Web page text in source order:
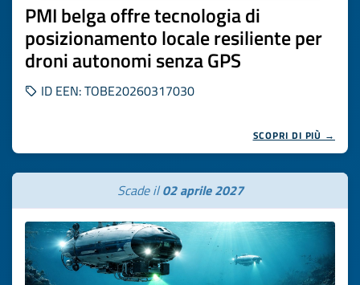
PMI belga offre tecnologia di
posizionamento locale resiliente per
droni autonomi senza GPS
ID EEN: TOBE20260317030
SCOPRI DI PIÙ →
Scade il02 aprile 2027